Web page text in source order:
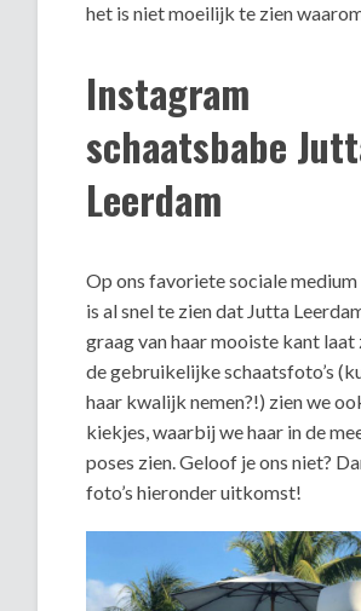
het is niet moeilijk te zien
Instagram
schaatsbabe
Leerdam
Op ons favoriete sociale
is al snel te zien dat Jutta
graag van haar mooiste kant laat
de gebruikelijke schaatsfoto’s
haar kwalijk nemen?!) zien we
kiekjes, waarbij we haar in de
poses zien. Geloof je ons niet?
foto’s hieronder uitkomst!